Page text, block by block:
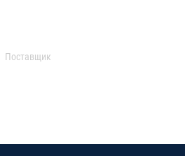
Поставщик